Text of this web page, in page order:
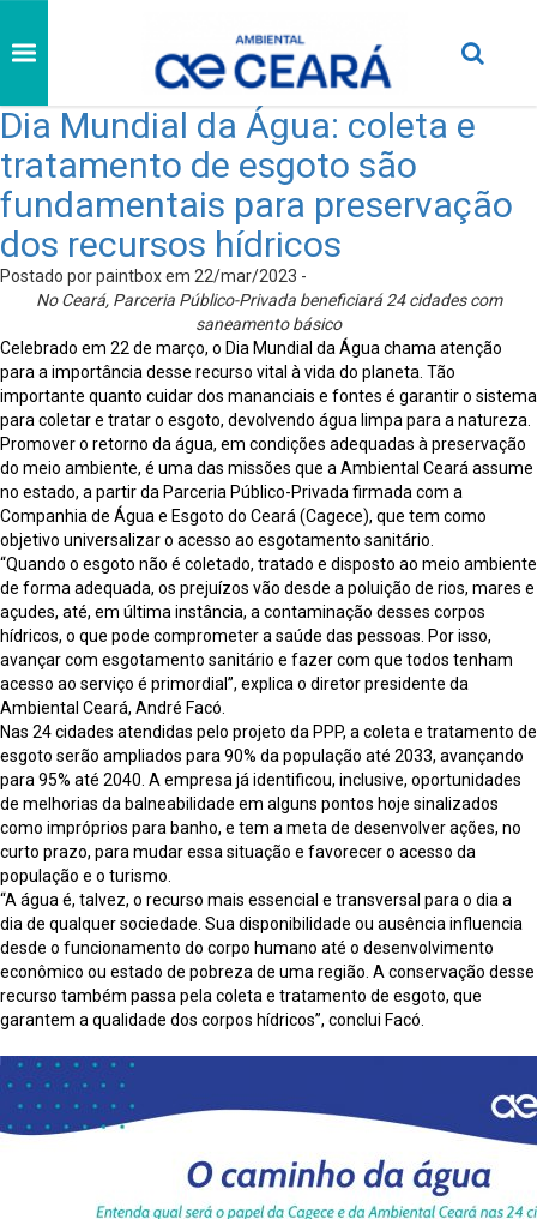
Dia Mundial da Água: coleta e
tratamento de esgoto são
fundamentais para preservação
dos recursos hídricos
Postado por paintbox em 22/mar/2023 -
No Ceará, Parceria Público-Privada beneficiará 24 cidades com
saneamento básico
Celebrado em 22 de março, o Dia Mundial da Água chama atenção
para a importância desse recurso vital à vida do planeta. Tão
importante quanto cuidar dos mananciais e fontes é garantir o sistema
para coletar e tratar o esgoto, devolvendo água limpa para a natureza.
Promover o retorno da água, em condições adequadas à preservação
do meio ambiente, é uma das missões que a Ambiental Ceará assume
no estado, a partir da Parceria Público-Privada firmada com a
Companhia de Água e Esgoto do Ceará (Cagece), que tem como
objetivo universalizar o acesso ao esgotamento sanitário.
“Quando o esgoto não é coletado, tratado e disposto ao meio ambiente
de forma adequada, os prejuízos vão desde a poluição de rios, mares e
açudes, até, em última instância, a contaminação desses corpos
hídricos, o que pode comprometer a saúde das pessoas. Por isso,
avançar com esgotamento sanitário e fazer com que todos tenham
acesso ao serviço é primordial”, explica o diretor presidente da
Ambiental Ceará, André Facó.
Nas 24 cidades atendidas pelo projeto da PPP, a coleta e tratamento de
esgoto serão ampliados para 90% da população até 2033, avançando
para 95% até 2040. A empresa já identificou, inclusive, oportunidades
de melhorias da balneabilidade em alguns pontos hoje sinalizados
como impróprios para banho, e tem a meta de desenvolver ações, no
curto prazo, para mudar essa situação e favorecer o acesso da
população e o turismo.
“A água é, talvez, o recurso mais essencial e transversal para o dia a
dia de qualquer sociedade. Sua disponibilidade ou ausência influencia
desde o funcionamento do corpo humano até o desenvolvimento
econômico ou estado de pobreza de uma região. A conservação desse
recurso também passa pela coleta e tratamento de esgoto, que
garantem a qualidade dos corpos hídricos”, conclui Facó.